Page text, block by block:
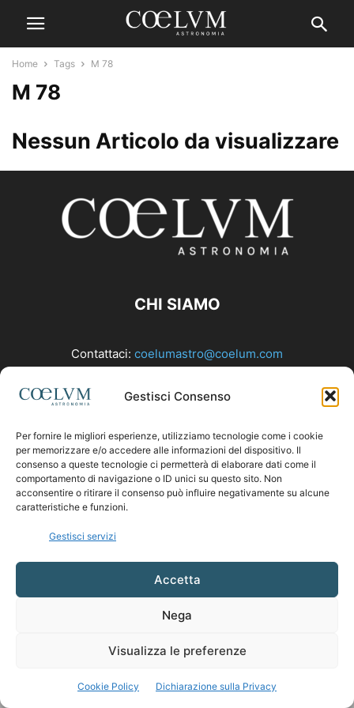
Gestisci Consenso
Per fornire le migliori esperienze, utilizziamo tecnologie come i cookie
per memorizzare e/o accedere alle informazioni del dispositivo. Il
consenso a queste tecnologie ci permetterà di elaborare dati come il
comportamento di navigazione o ID unici su questo sito. Non
acconsentire o ritirare il consenso può influire negativamente su alcune
caratteristiche e funzioni.
Gestisci servizi
Accetta
Nega
Visualizza le preferenze
Cookie Policy Dichiarazione sulla Privacy
Home Tags M 78
M 78
Nessun Articolo da visualizzare
CHI SIAMO
Contattaci: coelumastro@coelum.com
SEGUICI